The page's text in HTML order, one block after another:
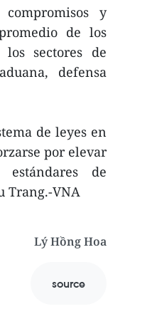
y
de los
sectores de
defensa
de leyes en
por elevar
de
Trang.-VNA
Lý Hồng Hoa
source